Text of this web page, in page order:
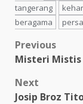
tangerang
beragama
Post
Previous
Misteri Mistis
Next
Josip Broz